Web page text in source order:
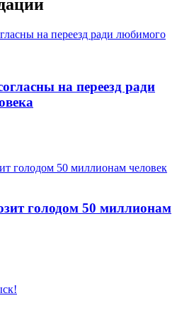
на переезд ради
голодом 50 миллионам